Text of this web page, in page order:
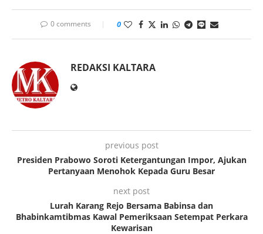
0 comments 0
REDAKSI KALTARA
previous post
Presiden Prabowo Soroti Ketergantungan Impor, Ajukan
Pertanyaan Menohok Kepada Guru Besar
next post
Lurah Karang Rejo Bersama Babinsa dan
Bhabinkamtibmas Kawal Pemeriksaan Setempat Perkara
Kewarisan